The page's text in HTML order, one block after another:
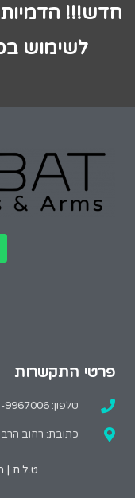
חדש!!! הדמיות
לשימוש
פרטי התקשרות
טלפון: 02-9967006
כתובת: רחוב הרב
ט.ל.ח |